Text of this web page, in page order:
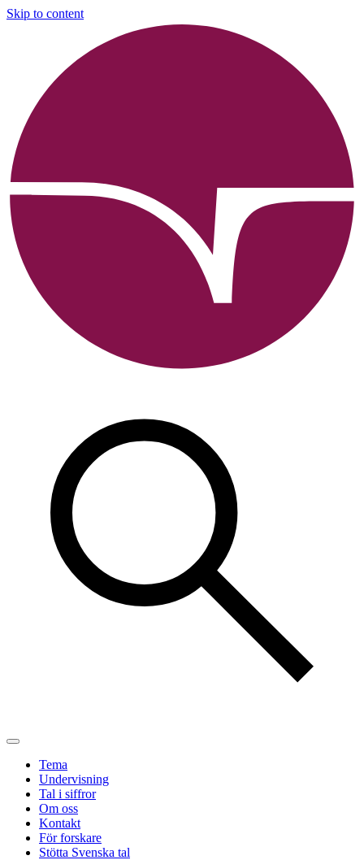
Skip to content
Tema
Undervisning
Tal i siffror
Om oss
Kontakt
För forskare
Stötta Svenska tal